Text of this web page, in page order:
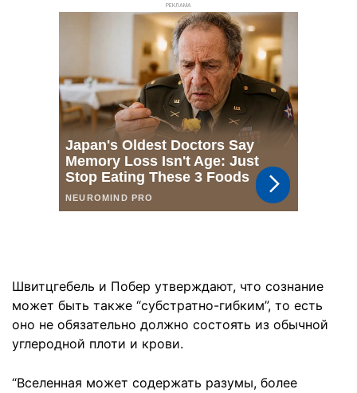
РЕКЛАМА
Швитцгебель и Побер утверждают, что сознание
может быть также “субстратно-гибким”, то есть
оно не обязательно должно состоять из обычной
углеродной плоти и крови.
“Вселенная может содержать разумы, более